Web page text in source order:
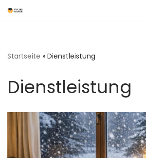
Startseite » Dienstleistung
Dienstleistung